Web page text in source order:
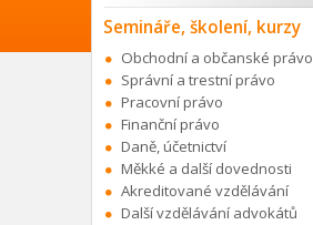
Semináře, školení, kurzy
Obchodní a občanské právo
Správní a trestní právo
Pracovní právo
Finanční právo
Daně, účetnictví
Měkké a další dovednosti
Akreditované vzdělávání
Další vzdělávání advokátů